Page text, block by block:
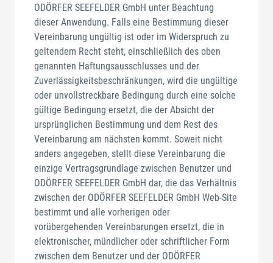
ODÖRFER SEEFELDER GmbH unter Beachtung
dieser Anwendung. Falls eine Bestimmung dieser
Vereinbarung ungültig ist oder im Widerspruch zu
geltendem Recht steht, einschließlich des oben
genannten Haftungsausschlusses und der
Zuverlässigkeitsbeschränkungen, wird die ungültige
oder unvollstreckbare Bedingung durch eine solche
gültige Bedingung ersetzt, die der Absicht der
ursprünglichen Bestimmung und dem Rest des
Vereinbarung am nächsten kommt. Soweit nicht
anders angegeben, stellt diese Vereinbarung die
einzige Vertragsgrundlage zwischen Benutzer und
ODÖRFER SEEFELDER GmbH dar, die das Verhältnis
zwischen der ODÖRFER SEEFELDER GmbH Web-Site
bestimmt und alle vorherigen oder
vorübergehenden Vereinbarungen ersetzt, die in
elektronischer, mündlicher oder schriftlicher Form
zwischen dem Benutzer und der ODÖRFER